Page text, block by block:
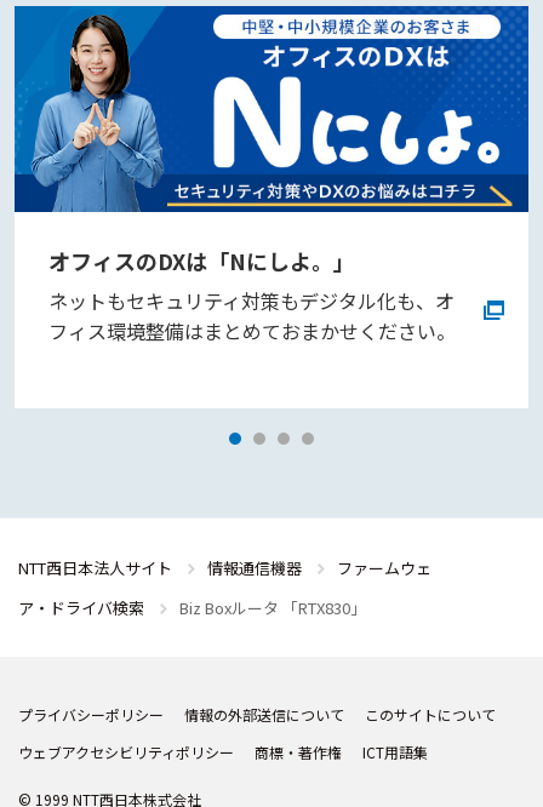
オフィスのDXは「Nにしよ。」
ネットもセキュリティ対策もデジタル化も、オ
フィス環境整備はまとめておまかせください。
NTT西日本法人サイト 情報通信機器
ファームウェ
ア・ドライバ検索
Biz Boxルータ 「RTX830」
プライバシーポリシー 情報の外部送信について
このサイトについて
ウェブアクセシビリティポリシー
商標・著作権 ICT用語集
© 1999 NTT西日本株式会社